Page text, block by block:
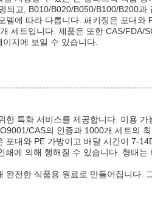
되고, B010/B020/B050/B100/B200과
에 따라 다릅니다. 패키징은 포대와
세트입니다. 제품은 또한 CAS/FDA/
지에 보일 수 있습니다.
한 특화 서비스를 제공합니다. 이용
CAS의 인증과 1000개 세트의
포대와 PE 가방이고 배달 시간이 7-
에 의해 행해질 수 있습니다. 형태
전한 식품용 원료로 만들어집니다.